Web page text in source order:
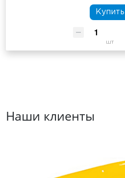
Купить
шт
Наши клиенты